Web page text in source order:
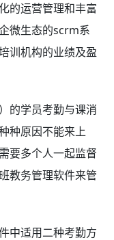
的运营管理和丰富
微生态的scrm系
训机构的业绩及盈
的学员考勤与课消
种原因不能来上
要多个人一起监督
教务管理软件来管
中适用二种考勤方